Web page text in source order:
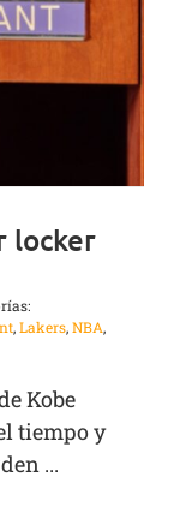
locker
,Lakers,NBA,
Kobe
tiempo y
...